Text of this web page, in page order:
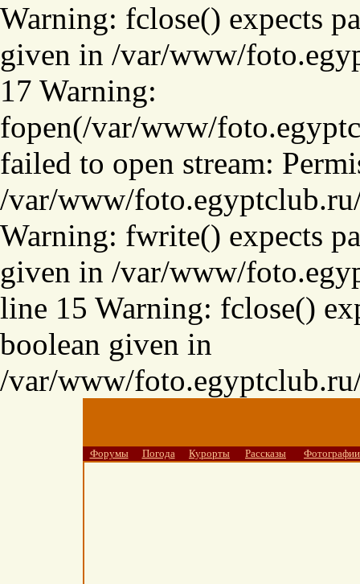
Warning: fclose() expects
given in /var/www/
17 Warning:
fopen(/var/www/
failed to open stream:
/var/www/
Warning: fwrite() expects
given in /var/www/
line 15 Warning: fclose()
boolean given in
/var/www/
Форумы Погода Курорты Рассказы Фотографии